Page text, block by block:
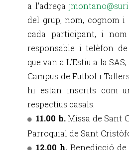
a l'adreça
del grup, nom, cognom
cada participant, i
responsable i telèfon
que van a L’Estiu a la
Campus de Futbol i
hi estan inscrits com
respectius casals.
11.00 h.Missa de Sant
Parroquial de Sant
12.00 h. Benedicció de